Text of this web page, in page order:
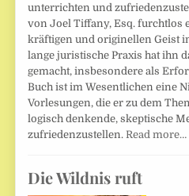
unterrichten und
von Joel Tiffany, Esq. furchtlos
kräftigen und originellen Geist
lange juristische Praxis hat ihn
gemacht, insbesondere als
Buch ist im Wesentlichen eine
Vorlesungen, die er zu dem
logisch denkende, skeptische
zufriedenzustellen. Read more…
Die Wildnis ruft